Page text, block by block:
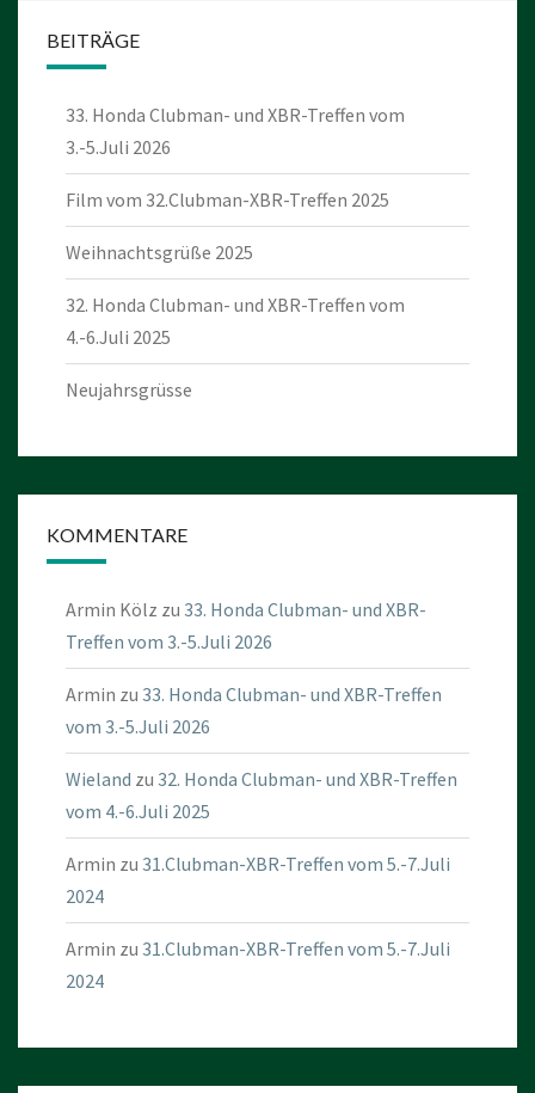
BEITRÄGE
33. Honda Clubman- und XBR-Treffen vom
3.-5.Juli 2026
Film vom 32.Clubman-XBR-Treffen 2025
Weihnachtsgrüße 2025
32. Honda Clubman- und XBR-Treffen vom
4.-6.Juli 2025
Neujahrsgrüsse
KOMMENTARE
Armin Kölz zu 33. Honda Clubman- und XBR-
Treffen vom 3.-5.Juli 2026
Armin zu 33. Honda Clubman- und XBR-Treffen
vom 3.-5.Juli 2026
Wieland zu 32. Honda Clubman- und XBR-Treffen
vom 4.-6.Juli 2025
Armin zu 31.Clubman-XBR-Treffen vom 5.-7.Juli
2024
Armin zu 31.Clubman-XBR-Treffen vom 5.-7.Juli
2024